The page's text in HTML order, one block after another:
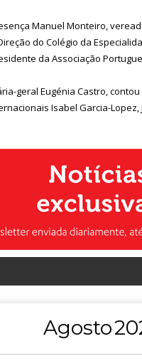
Manuel Monteiro,
do Colégio da
da Associação
geral Eugénia Castro,
Isabel Garcia-Lopez,
Agosto